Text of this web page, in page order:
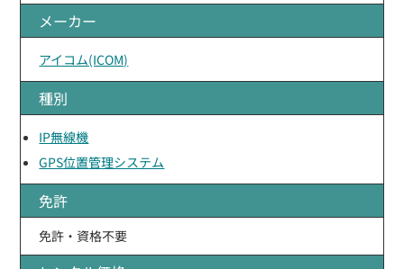
メーカー
アイコム(ICOM)
種別
IP無線機
GPS位置管理システム
免許
免許・資格不要